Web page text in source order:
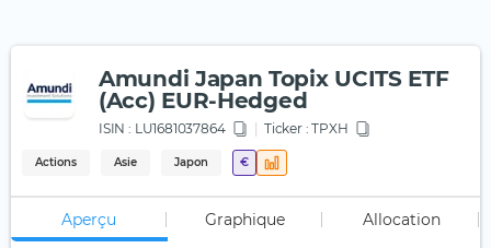
Amundi Japan Topix UCITS ETF
(Acc) EUR-Hedged
ISIN : LU1681037864 Ticker : TPXH
Actions Asie Japon €
Aperçu Graphique Allocation